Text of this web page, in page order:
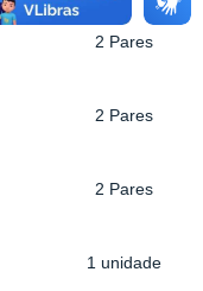
2 Pares
2 Pares
2 Pares
1 unidade